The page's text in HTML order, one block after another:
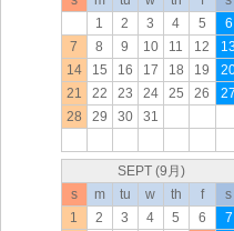
1
2 3 4 5
6
7
8 9 10 11 12
14
15 16 17 18 19
21
22 23 24 25 26
27
28
29 30 31
SEPT (9月)
s
m tu w th f
s
1
2 3 4 5 6
7